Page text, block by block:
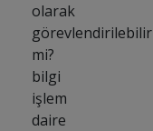
olarak
görevlendirilebilir
mi?
bilgi
işlem
daire